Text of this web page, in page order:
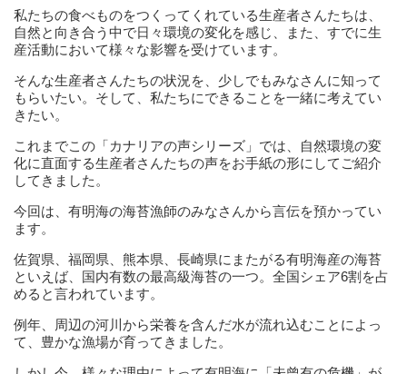
私たちの食べものをつくってくれている生産者さんたちは、
自然と向き合う中で日々環境の変化を感じ、また、すでに生
産活動において様々な影響を受けています。
そんな生産者さんたちの状況を、少しでもみなさんに知って
もらいたい。そして、私たちにできることを一緒に考えてい
きたい。
これまでこの「カナリアの声シリーズ」では、自然環境の変
化に直面する生産者さんたちの声をお手紙の形にしてご紹介
してきました。
今回は、有明海の海苔漁師のみなさんから言伝を預かってい
ます。
佐賀県、福岡県、熊本県、長崎県にまたがる有明海産の海苔
といえば、国内有数の最高級海苔の一つ。全国シェア6割を占
めると言われています。
例年、周辺の河川から栄養を含んだ水が流れ込むことによっ
て、豊かな漁場が育ってきました。